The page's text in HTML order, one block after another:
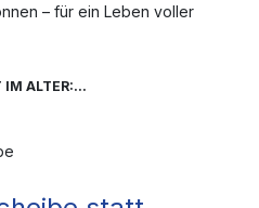
– für ein Leben voller
IM ALTER:...